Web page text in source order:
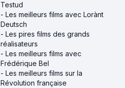
Testud
- Les meilleurs films avec Lorànt
Deutsch
- Les pires films des grands
réalisateurs
- Les meilleurs films avec
Frédérique Bel
- Les meilleurs films sur la
Révolution française